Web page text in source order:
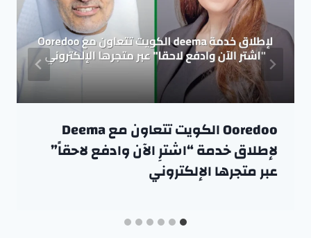
Ooredoo الكويت تتعاون مع Deema
لإطلاق خدمة “اشترِ الآن وادفع لاحقاً”
عبر متجرها الإلكتروني